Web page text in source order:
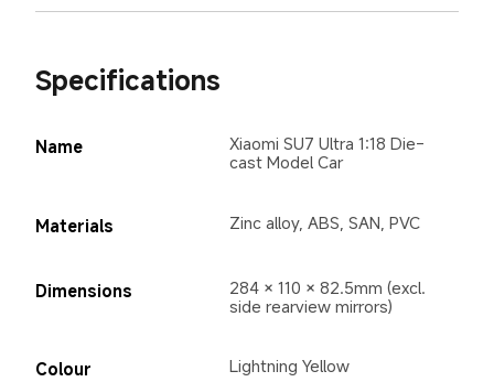
Specifications
Name
Xiaomi SU7 Ultra 1:18 Die-
cast Model Car
Materials Zinc alloy, ABS, SAN, PVC
Dimensions
284 × 110 × 82.5mm (excl.
side rearview mirrors)
Colour Lightning Yellow